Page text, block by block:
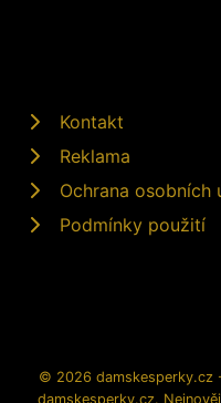
Kontakt
Reklama
Ochrana osobních
Podmínky použití
© 2026 damskesperky.cz
damskesperky.cz.